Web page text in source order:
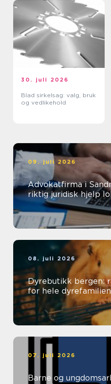
30. juli 2026
Blad sirkelsag: valg, bruk
og vedlikehold
09. juli 2026
Advokatfirma i
riktig juridisk hjelp
08. juli 2026
Dyrebutikk bergen:
for hele dyrefamilien
07. juli 2026
Barne og